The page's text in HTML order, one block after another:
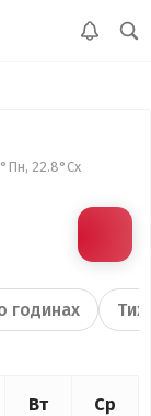
22.8°Сх
годинах
Вт Ср